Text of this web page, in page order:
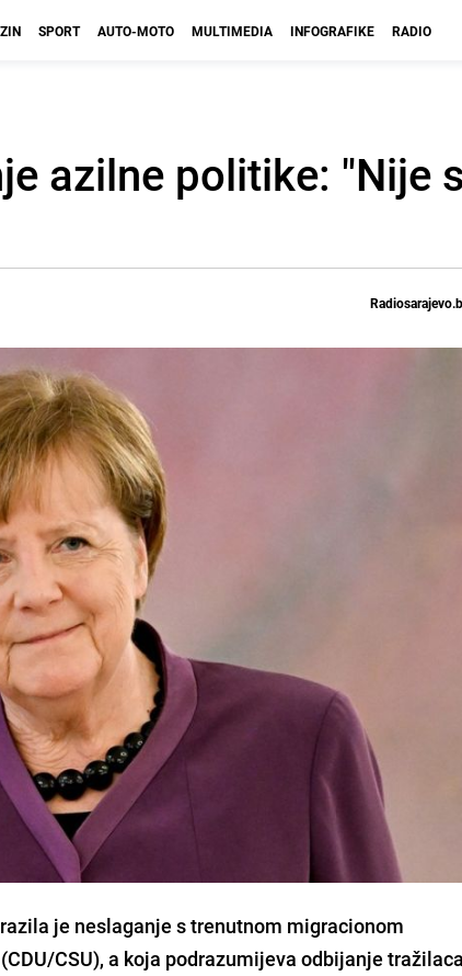
SPORT AUTO-MOTO MULTIMEDIA INFOGRAFIKE RADIO
azilne politike: "Nije
je neslaganje s trenutnom migracionom
CSU), a koja podrazumijeva odbijanje tražilaca